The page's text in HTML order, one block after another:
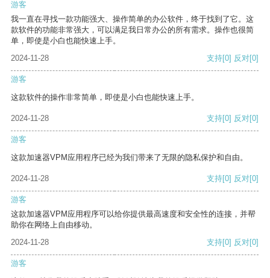
游客
我一直在寻找一款功能强大、操作简单的办公软件，终于找到了它。这
款软件的功能非常强大，可以满足我日常办公的所有需求。操作也很简
单，即使是小白也能快速上手。
2024-11-28
支持[0] 反对[0]
游客
这款软件的操作非常简单，即使是小白也能快速上手。
2024-11-28 支持[0] 反对[0]
游客
这款加速器VPM应用程序已经为我们带来了无限的隐私保护和自由。
2024-11-28 支持[0] 反对[0]
游客
这款加速器VPM应用程序可以给你提供最高速度和安全性的连接，并帮
助你在网络上自由移动。
2024-11-28
支持[0] 反对[0]
游客